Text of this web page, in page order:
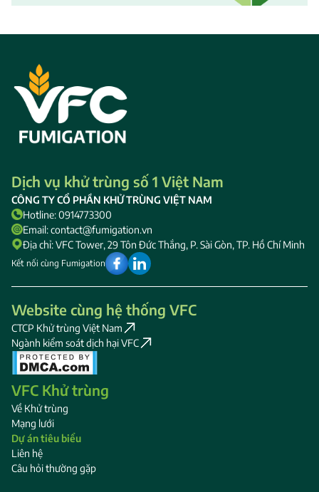
Dịch vụ khử trùng số 1 Việt Nam
CÔNG TY CỔ PHẦN KHỬ TRÙNG VIỆT NAM
Hotline: 0914773300
Email: contact@fumigation.vn
Địa chỉ: VFC Tower, 29 Tôn Đức Thắng, P. Sài Gòn, TP. Hồ Chí Minh
Kết nối cùng Fumigation
Website cùng hệ thống VFC
CTCP Khử trùng Việt Nam
Ngành kiểm soát dịch hại VFC
VFC Khử trùng
Về Khử trùng
Mạng lưới
Dự án tiêu biểu
Liên hệ
Câu hỏi thường gặp